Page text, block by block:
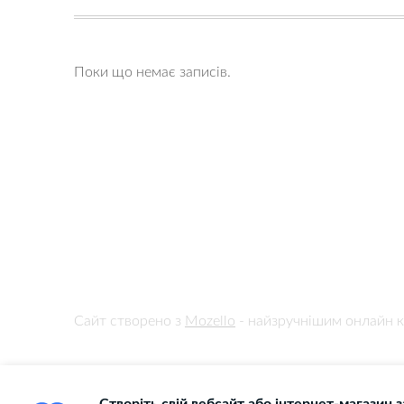
Поки що немає записів.
Сайт створено з Mozello - найзручнішим онлайн